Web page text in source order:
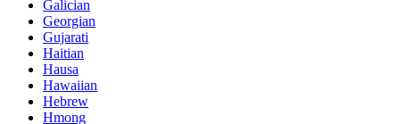
Galician
Georgian
Gujarati
Haitian
Hausa
Hawaiian
Hebrew
Hmong